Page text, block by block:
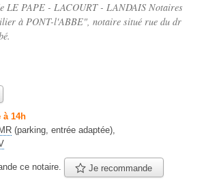
LE PAPE - LACOURT - LANDAIS Notaires
à PONT-l'ABBE", notaire situé rue du dr
à 14h
(parking, entrée adaptée),
ce notaire. Je recommande